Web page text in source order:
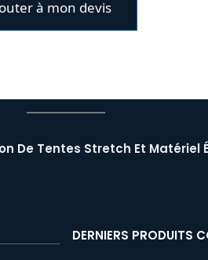
à mon devis
De Tentes Stretch Et Matériel
DERNIERS PRODUITS